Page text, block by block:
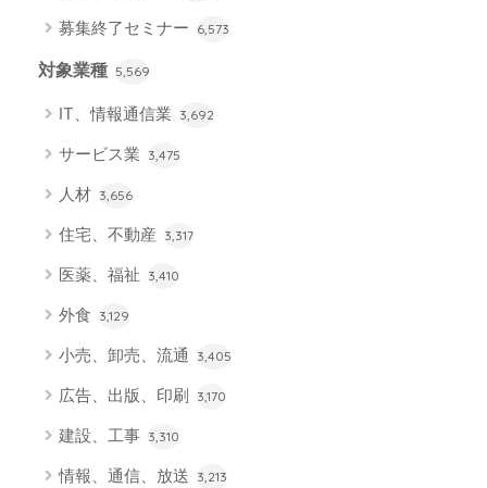
募集終了セミナー 6,573
対象業種 5,569
IT、情報通信業 3,692
サービス業 3,475
人材 3,656
住宅、不動産 3,317
医薬、福祉 3,410
外食 3,129
小売、卸売、流通 3,405
広告、出版、印刷 3,170
建設、工事 3,310
情報、通信、放送 3,213